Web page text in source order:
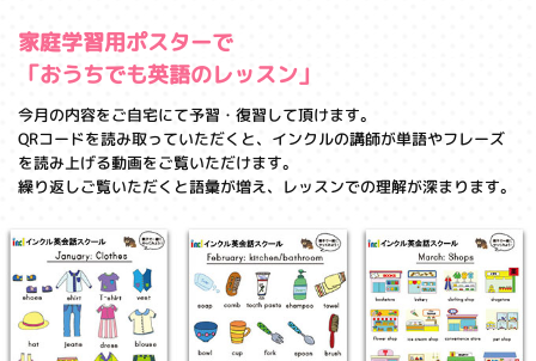
家庭学習用ポスターで
「おうちでも英語のレッスン」
今月の内容をご自宅にて予習・復習して頂けます。
QRコードを読み取っていただくと、インクルの講師が単語やフレーズ
を読み上げる動画をご覧いただけます。
繰り返しご覧いただくと語彙が増え、レッスンでの理解が深まります。